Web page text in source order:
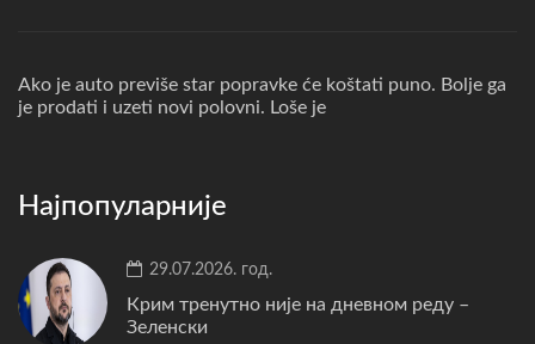
Ako je auto previše star popravke će koštati puno. Bolje ga
je prodati i uzeti novi polovni. Loše je
Најпопуларније
29.07.2026. год.
Крим тренутно није на дневном реду –
Зеленски